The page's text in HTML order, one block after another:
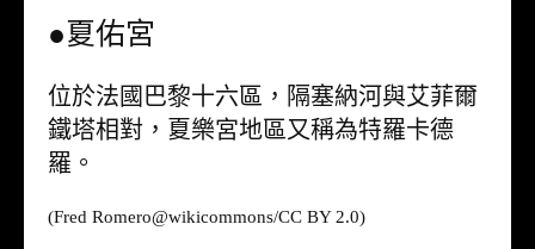
●夏佑宮
位於法國巴黎十六區，隔塞納河與艾菲爾
鐵塔相對，夏樂宮地區又稱為特羅卡德
羅。
(Fred Romero@wikicommons/CC BY 2.0)